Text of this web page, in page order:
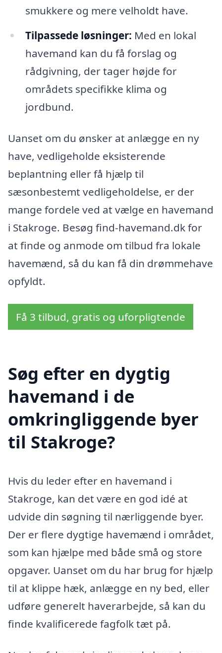
smukkere og mere velholdt have.
Tilpassede løsninger: Med en lokal
havemand kan du få forslag og
rådgivning, der tager højde for
områdets specifikke klima og
jordbund.
Uanset om du ønsker at anlægge en ny
have, vedligeholde eksisterende
beplantning eller få hjælp til
sæsonbestemt vedligeholdelse, er der
mange fordele ved at vælge en havemand
i Stakroge. Besøg find-havemand.dk for
at finde og anmode om tilbud fra lokale
havemænd, så du kan få din drømmehave
opfyldt.
Få 3 tilbud, gratis og uforpligtende
Søg efter en dygtig
havemand i de
omkringliggende byer
til Stakroge?
Hvis du leder efter en havemand i
Stakroge, kan det være en god idé at
udvide din søgning til nærliggende byer.
Der er flere dygtige havemænd i området,
som kan hjælpe med både små og store
opgaver. Uanset om du har brug for hjælp
til at klippe hæk, anlægge en ny bed, eller
udføre generelt haverarbejde, så kan du
finde kvalificerede fagfolk tæt på.